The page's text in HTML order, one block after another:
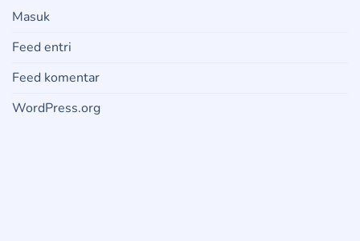
Masuk
Feed entri
Feed komentar
WordPress.org